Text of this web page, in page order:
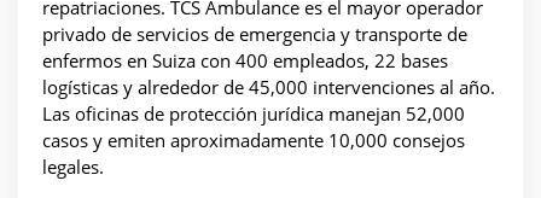
repatriaciones. TCS Ambulance es el mayor operador
privado de servicios de emergencia y transporte de
enfermos en Suiza con 400 empleados, 22 bases
logísticas y alrededor de 45,000 intervenciones al año.
Las oficinas de protección jurídica manejan 52,000
casos y emiten aproximadamente 10,000 consejos
legales.